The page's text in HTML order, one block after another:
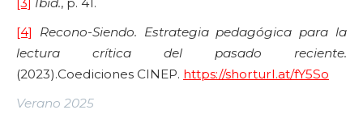
[3] Ibid., p. 41.
[4]
Recono-Siendo. Estrategia pedagógica para la
lectura crítica del pasado reciente.
(2023).Coediciones CINEP. https://shorturl.at/fY5So
Verano 2025